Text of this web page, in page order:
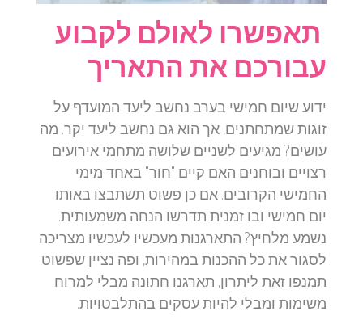
תאפשרו לאולם לקבוע
עבורכם את התאריך
ידוע שיום חמישי בערב נחשב ליעד המועדף על
זוגות שמתחתנים, אך הוא גם נחשב ליעד יקר. מה
עושים? מגיעים לשניים שלושה מתחמי אירועים
רצויים ובוחנים האם קיים "חור" באחד מימי
החמישי הקרובים. אם כן פשוט תשתבצו באותו
יום חמישי ובו זמנית תדרשו הנחה משמעותית.
נשמע מלחיץ? התארגנות מעכשיו לעכשיו מצריכה
לסגור את כל ההכנות במהירות, ופה נציין שפשוט
תמנפו זאת ליתרון, תארגנו חתונה מבלי למרוח
משימות ומבלי להיות עסקים בהתלבטויות.